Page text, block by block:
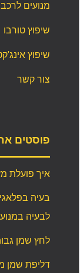
מנועים לרכב
שיפוץ טורבו
שיפוץ
צור קשר
פוסטים
איך פועלת
בעיה
לבעיה
לחץ שמן
דליפת שמן